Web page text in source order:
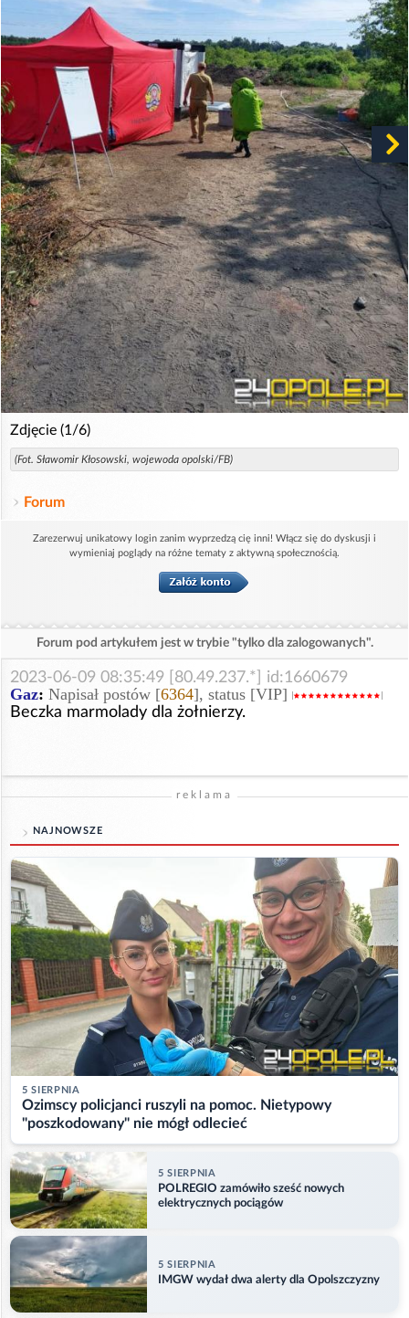
Zdjęcie (1/6)
(Fot. Sławomir Kłosowski, wojewoda opolski/FB)
Forum
Zarezerwuj unikatowy login zanim wyprzedzą cię inni! Włącz się do dyskusji i
wymieniaj poglądy na różne tematy z aktywną społecznością.
Forum pod artykułem jest w trybie "tylko dla zalogowanych".
2023-06-09 08:35:49 [80.49.237.*] id:1660679
Gaz: Napisał postów [6364], status [VIP]
Beczka marmolady dla żołnierzy.
reklama
NAJNOWSZE
5 SIERPNIA
Ozimscy policjanci ruszyli na pomoc. Nietypowy
"poszkodowany" nie mógł odlecieć
5 SIERPNIA
POLREGIO zamówiło sześć nowych
elektrycznych pociągów
5 SIERPNIA
IMGW wydał dwa alerty dla Opolszczyzny